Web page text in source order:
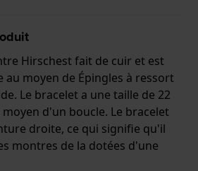
Hirschest fait de cuir et est
au moyen de Épingles à ressort
Le bracelet a une taille de 22
d'un boucle. Le bracelet
droite, ce qui signifie qu'il
montres de la dotées d'une